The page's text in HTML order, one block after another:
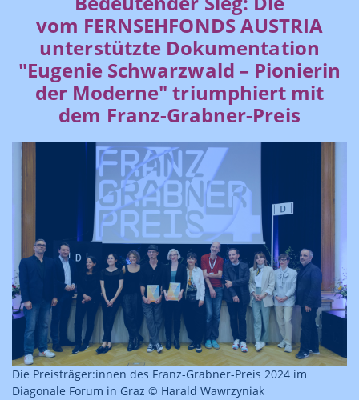
vom FERNSEHFONDS AUSTRIA
unterstützte Dokumentation
"Eugenie Schwarzwald – Pionierin
der Moderne" triumphiert mit
dem Franz-Grabner-Preis
Die Preisträger:innen des Franz-Grabner-Preis 2024 im
Diagonale Forum in Graz © Harald Wawrzyniak